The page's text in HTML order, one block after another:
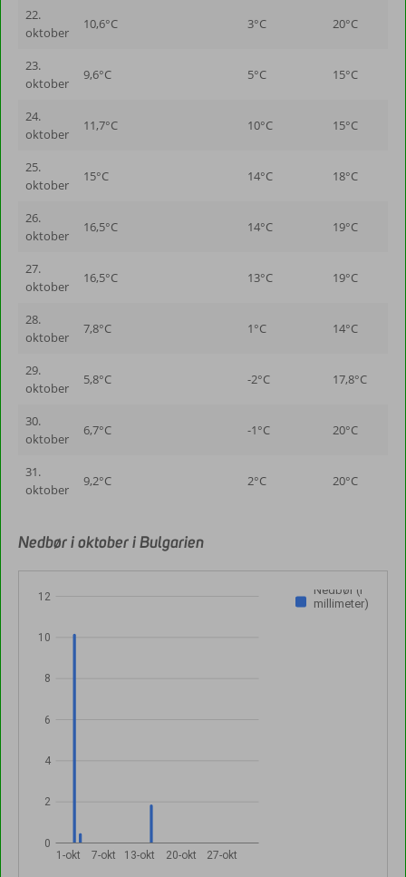
22.
oktober
10,6°C 3°C 20°C
23.
oktober
9,6°C 5°C 15°C
24.
oktober
11,7°C 10°C 15°C
25.
oktober
15°C 14°C 18°C
26.
oktober
16,5°C 14°C 19°C
27.
oktober
16,5°C 13°C 19°C
28.
oktober
7,8°C 1°C 14°C
29.
oktober
5,8°C -2°C 17,8°C
30.
oktober
6,7°C -1°C 20°C
31.
oktober
9,2°C 2°C 20°C
Nedbør i oktober i Bulgarien
Nedbør (i
millimeter)
1-okt 7-okt 13-okt 20-okt 27-okt
0
2
4
6
8
10
12